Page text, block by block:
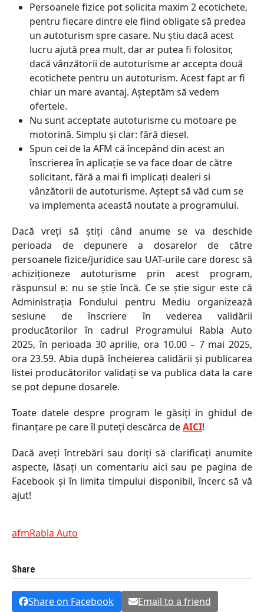
Persoanele fizice pot solicita maxim 2 ecotichete,
pentru fiecare dintre ele fiind obligate să predea
un autoturism spre casare. Nu știu dacă acest
lucru ajută prea mult, dar ar putea fi folositor,
dacă vânzătorii de autoturisme ar accepta două
ecotichete pentru un autoturism. Acest fapt ar fi
chiar un mare avantaj. Așteptăm să vedem
ofertele.
Nu sunt acceptate autoturisme cu motoare pe
motorină. Simplu și clar: fără diesel.
Spun cei de la AFM că începând din acest an
înscrierea în aplicație se va face doar de către
solicitant, fără a mai fi implicați dealeri si
vânzătorii de autoturisme. Aștept să văd cum se
va implementa această noutate a programului.
Dacă vreți să știți când anume se va deschide
perioada de depunere a dosarelor de către
persoanele fizice/juridice sau UAT-urile care doresc să
achiziționeze autoturisme prin acest program,
răspunsul e: nu se știe încă. Ce se știe sigur este că
Administrația Fondului pentru Mediu organizează
sesiune de înscriere în vederea validării
producătorilor în cadrul Programului Rabla Auto
2025, în perioada 30 aprilie, ora 10.00 – 7 mai 2025,
ora 23.59. Abia după încheierea calidării și publicarea
listei producătorilor validați se va publica data la care
se pot depune dosarele.
Toate datele despre program le găsiți in ghidul de
finanțare pe care îl puteți descărca deAICI!
Dacă aveți întrebări sau doriți să clarificați anumite
aspecte, lăsați un comentariu aici sau pe pagina de
Facebook și în limita timpului disponibil, încerc să vă
ajut!
afmRabla Auto
Share
Share on Facebook Email to a friend